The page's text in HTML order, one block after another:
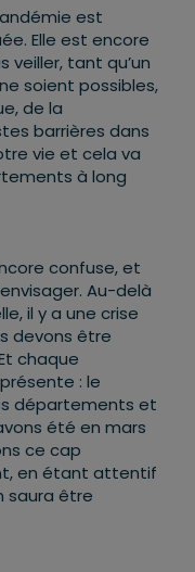
est
Elle est encore
veiller, tant qu’un
soient possibles,
de la
barrières dans
vie et cela va
à long
confuse, et
Au-delà
il y a une crise
devons être
chaque
: le
départements et
été en mars
ce cap
en étant attentif
saura être